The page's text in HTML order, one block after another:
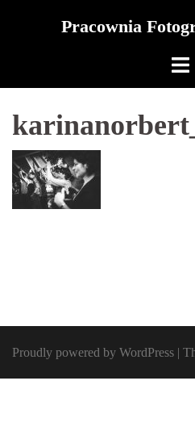
Pracownia
Proudly powered by WordPress |